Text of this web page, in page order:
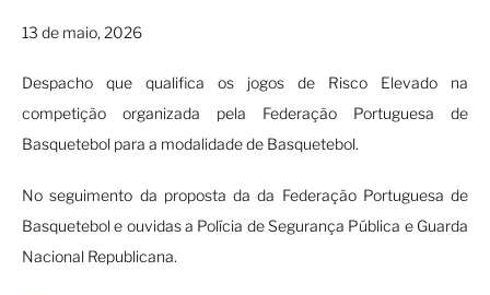
13 de maio, 2026
Despacho que qualifica os jogos de Risco Elevado na
competição organizada pela Federação Portuguesa de
Basquetebol para a modalidade de Basquetebol.
No seguimento da proposta da da Federação Portuguesa de
Basquetebol e ouvidas a Polícia de Segurança Pública e Guarda
Nacional Republicana.